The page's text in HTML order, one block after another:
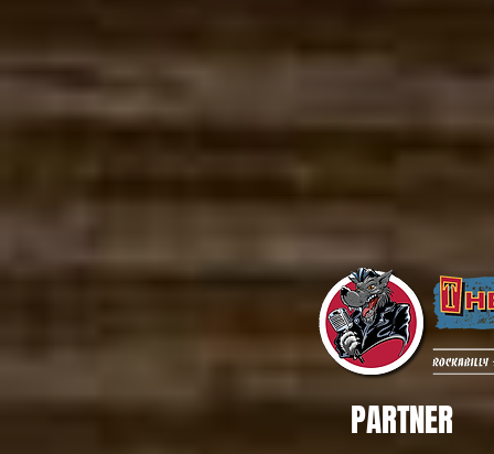
PARTNER